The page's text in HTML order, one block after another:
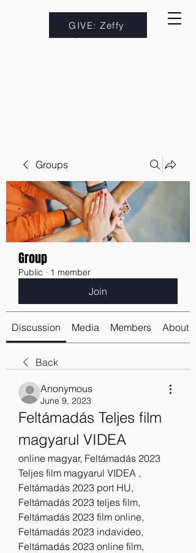
GIVE: Zeffy
Groups
Group
Public · 1 member
Join
Discussion Media Members About
Back
Anonymous
June 9, 2023
Feltámadás Teljes film
magyarul VIDEA
online magyar, Feltámadás 2023
Teljes film magyarul VIDEA ,
Feltámadás 2023 port HU,
Feltámadás 2023 teljes film,
Feltámadás 2023 film online,
Feltámadás 2023 indavideo,
Feltámadás 2023 online film,